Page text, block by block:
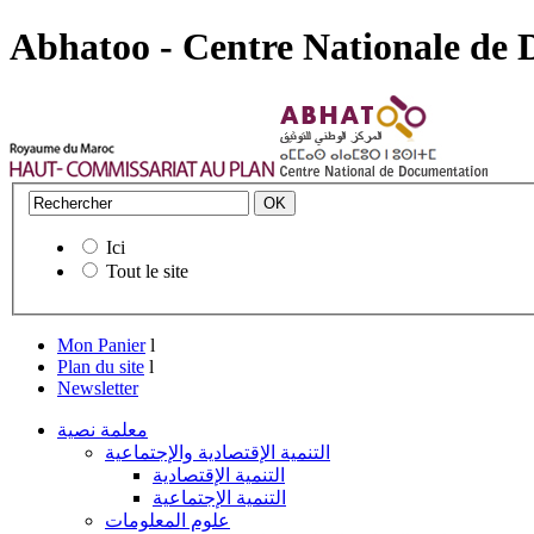
Abhatoo - Centre Nationale de
Ici
Tout le site
Mon Panier l
Plan du site l
Newsletter
معلمة نصية
التنمية الإقتصادية والإجتماعية
التنمية الإقتصادية
التنمية الإجتماعية
علوم المعلومات